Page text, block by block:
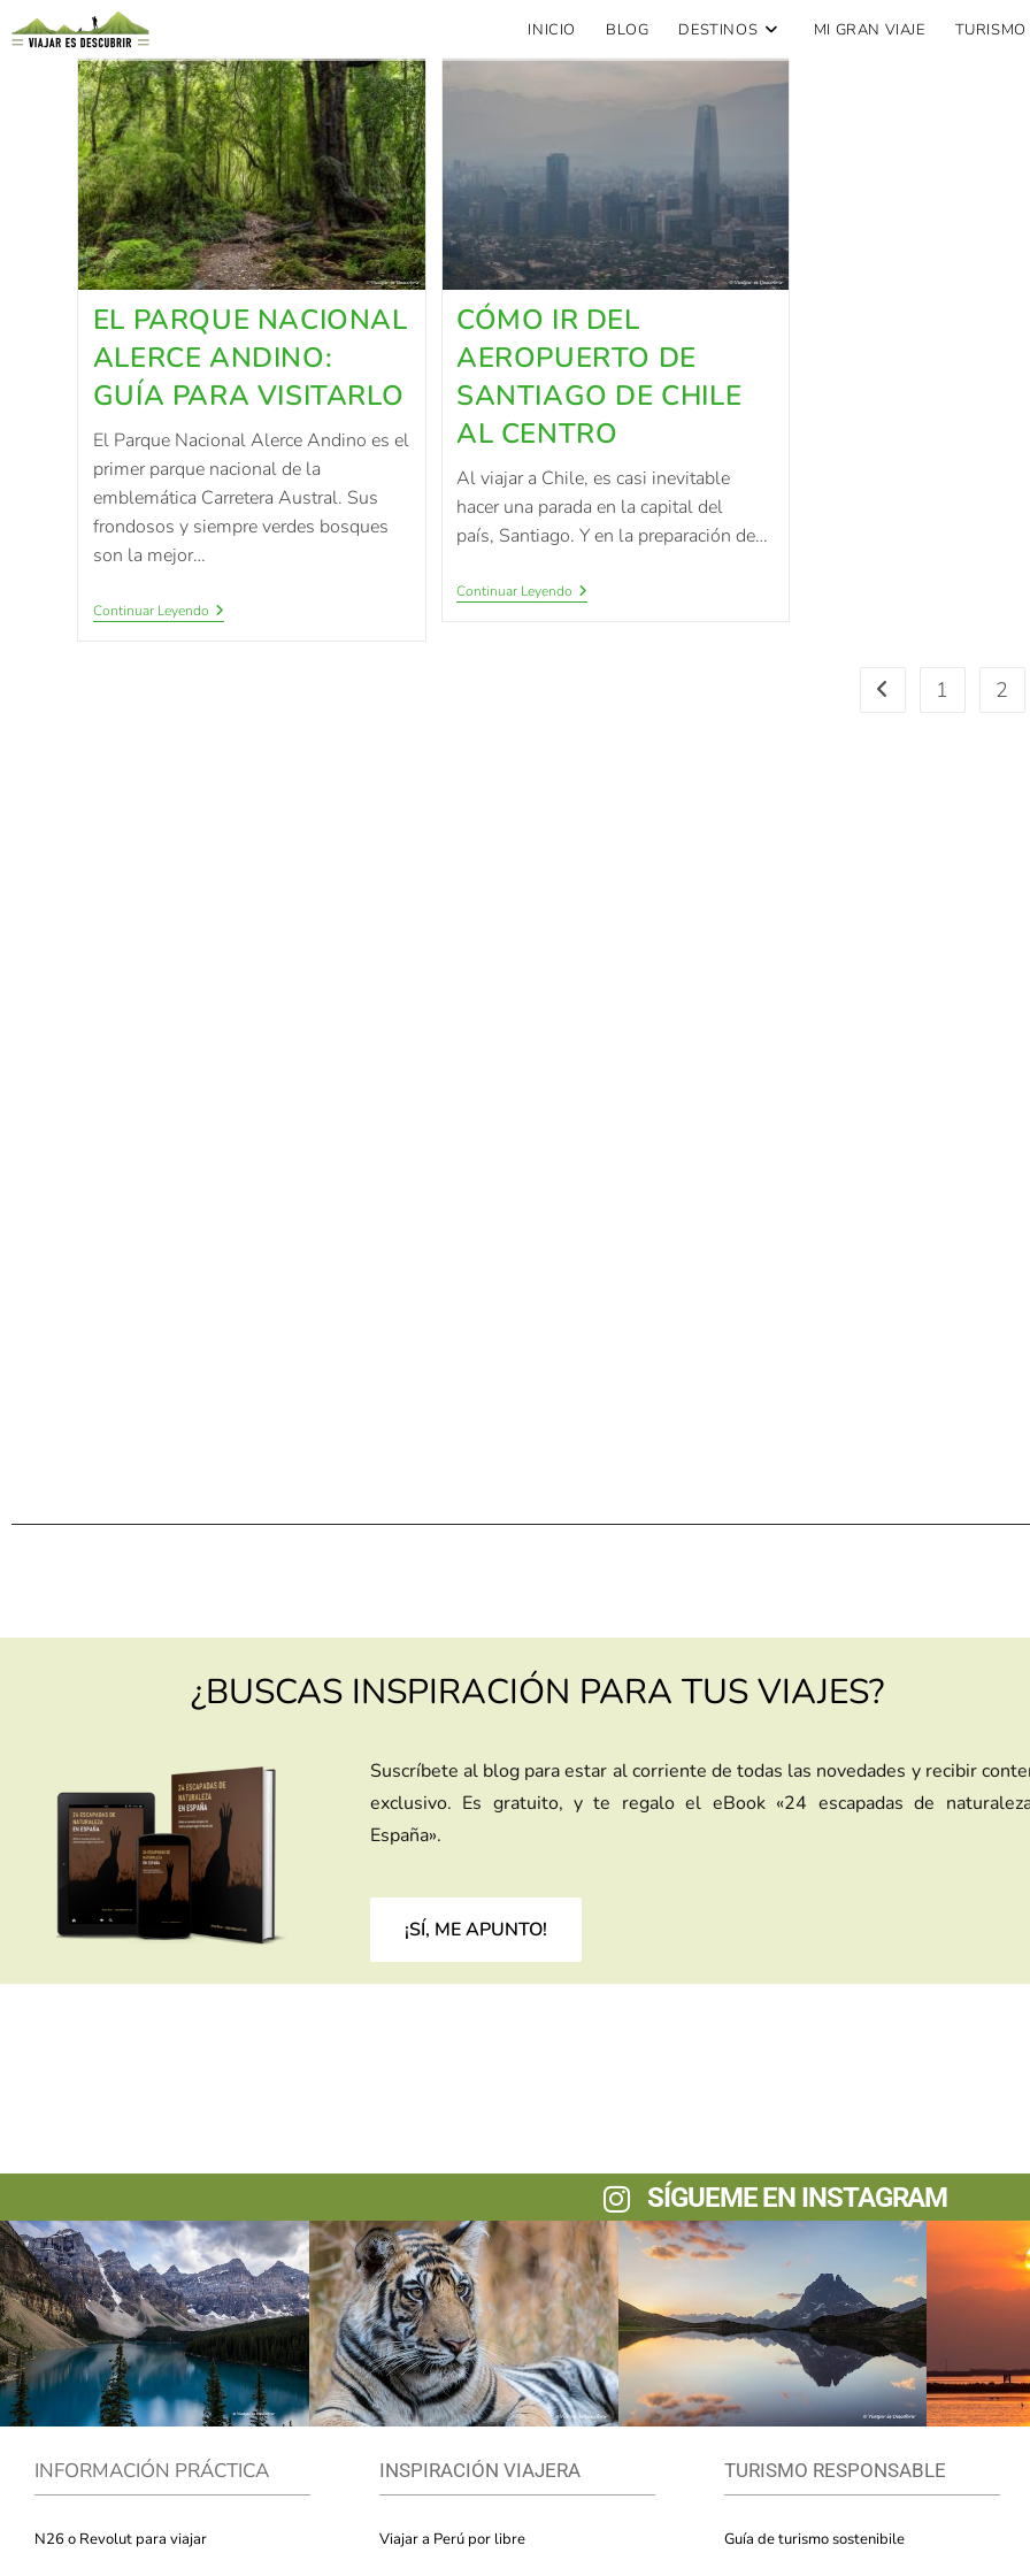
INICIO BLOG DESTINOS MI GRAN VIAJE
EL PARQUE NACIONAL
ALERCE ANDINO:
GUÍA PARA VISITARLO
El Parque Nacional Alerce Andino es el
primer parque nacional de la
emblemática Carretera Austral. Sus
frondosos y siempre verdes bosques
son la mejor…
Continuar Leyendo
CÓMO IR DEL
AEROPUERTO DE
SANTIAGO DE CHILE
AL CENTRO
Al viajar a Chile, es casi inevitable
hacer una parada en la capital del
país, Santiago. Y en la preparación de…
Continuar Leyendo
1 2
¿BUSCAS INSPIRACIÓN PARA TUS VIAJES?
Suscríbete al blog para estar al corriente de todas las novedades y recibir
exclusivo. Es gratuito, y te regalo el eBook «24 escapadas de
España».
¡SÍ, ME APUNTO!
SÍGUEME EN INSTAGRAM
INFORMACIÓN PRÁCTICA
N26 o Revolut para viajar
INSPIRACIÓN VIAJERA
Viajar a Perú por libre
TURISMO RESPONSABLE
Guía de turismo sostenibile